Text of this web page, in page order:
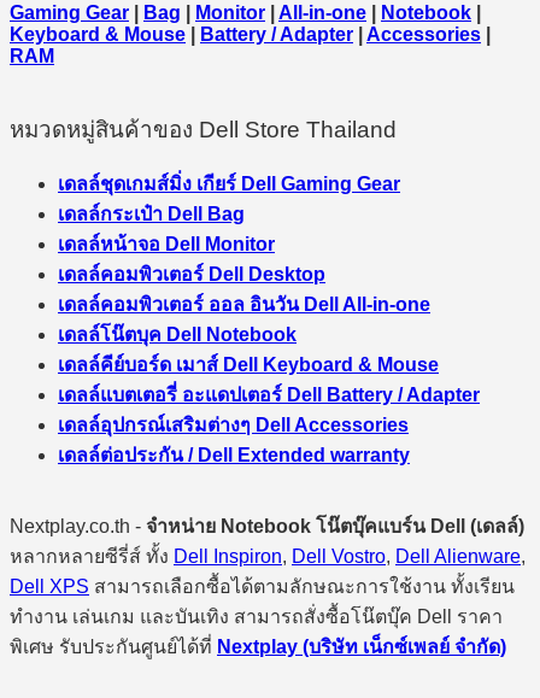
Gaming Gear
Bag Monitor All-in-one Notebook
Keyboard & Mouse
Battery / Adapter Accessories
RAM
หมวดหมู่สินค้าของ Dell Store Thailand
เดลล์ชุดเกมส์มิ่ง เกียร์ Dell Gaming Gear
เดลล์กระเป๋า Dell Bag
เดลล์หน้าจอ Dell Monitor
เดลล์คอมพิวเตอร์ Dell Desktop
เดลล์คอมพิวเตอร์ ออล อินวัน Dell All-in-one
เดลล์โน๊ตบุค Dell Notebook
เดลล์คีย์บอร์ด เมาส์ Dell Keyboard & Mouse
เดลล์แบตเตอรี่ อะแดปเตอร์ Dell Battery / Adapter
เดลล์อุปกรณ์เสริมต่างๆ Dell Accessories
เดลล์ต่อประกัน / Dell Extended warranty
Nextplay.co.th - จำหน่าย Notebook โน๊ตบุ๊คแบร์น Dell (เดลล์)
หลากหลายซีรี่ส์ ทั้ง Dell Inspiron, Dell Vostro, Dell Alienware,
Dell XPS สามารถเลือกซื้อได้ตามลักษณะการใช้งาน ทั้งเรียน
ทำงาน เล่นเกม และบันเทิง สามารถสั่งซื้อโน๊ตบุ๊ค Dell ราคา
พิเศษ รับประกันศูนย์ได้ที่ Nextplay (บริษัท เน็กซ์เพลย์ จำกัด)